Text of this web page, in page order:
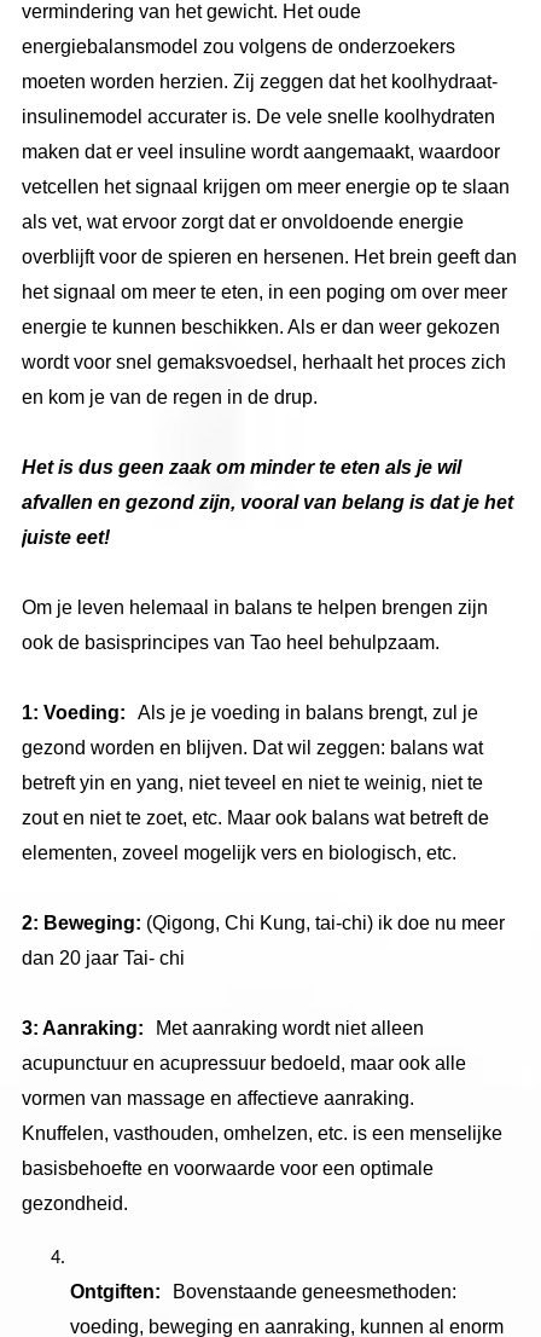
vermindering van het gewicht. Het oude
energiebalansmodel zou volgens de onderzoekers
moeten worden herzien. Zij zeggen dat het koolhydraat-
insulinemodel accurater is. De vele snelle koolhydraten
maken dat er veel insuline wordt aangemaakt, waardoor
vetcellen het signaal krijgen om meer energie op te slaan
als vet, wat ervoor zorgt dat er onvoldoende energie
overblijft voor de spieren en hersenen. Het brein geeft dan
het signaal om meer te eten, in een poging om over meer
energie te kunnen beschikken. Als er dan weer gekozen
wordt voor snel gemaksvoedsel, herhaalt het proces zich
en kom je van de regen in de drup.
Het is dus geen zaak om minder te eten als je wil
afvallen en gezond zijn, vooral van belang is dat je het
juiste eet!
Om je leven helemaal in balans te helpen brengen zijn
ook de basisprincipes van Tao heel behulpzaam.
1: Voeding:
Als je je voeding in balans brengt, zul je
gezond worden en blijven. Dat wil zeggen: balans wat
betreft yin en yang, niet teveel en niet te weinig, niet te
zout en niet te zoet, etc. Maar ook balans wat betreft de
elementen, zoveel mogelijk vers en biologisch, etc.
2: Beweging: (Qigong, Chi Kung, tai-chi) ik doe nu meer
dan 20 jaar Tai- chi
3: Aanraking:
Met aanraking wordt niet alleen
acupunctuur en acupressuur bedoeld, maar ook alle
vormen van massage en affectieve aanraking.
Knuffelen, vasthouden, omhelzen, etc. is een menselijke
basisbehoefte en voorwaarde voor een optimale
gezondheid.
Ontgiften:
Bovenstaande geneesmethoden:
voeding, beweging en aanraking, kunnen al enorm